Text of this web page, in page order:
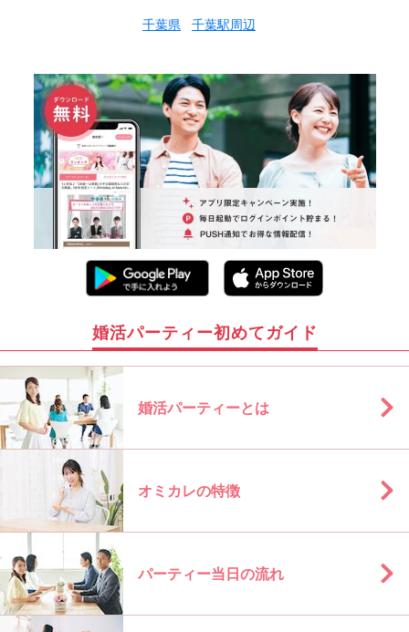
千葉県 千葉駅周辺
婚活パーティー初めてガイド
婚活パーティーとは
オミカレの特徴
パーティー当日の流れ